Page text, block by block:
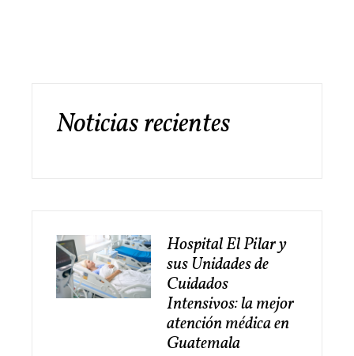
Noticias recientes
Hospital El Pilar y
sus Unidades de
Cuidados
Intensivos: la mejor
atención médica en
Guatemala